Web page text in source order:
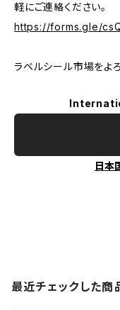
軽にご連絡ください。
https://forms.gle/
ラベルシール市場をよ
日本
最近チェックした商